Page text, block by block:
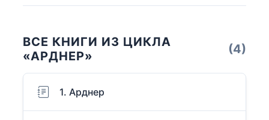
ВСЕ КНИГИ ИЗ ЦИКЛА
«АРДНЕР»
(4)
1. Арднер